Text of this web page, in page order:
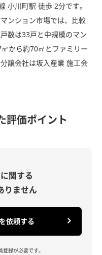
小川町駅 徒歩 2分です。
ンション市場では、比較
数は33戸と中規模のマン
から約70㎡とファミリー
譲会社は坂入産業 施工会
評価ポイント
関する
りません
依頼する
録が必要です。